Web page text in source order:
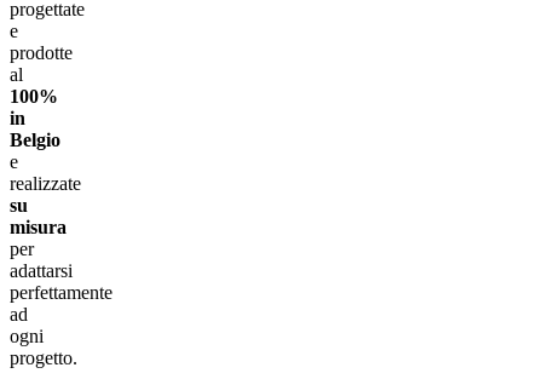
progettate
e
prodotte
al
100%
in
Belgio
e
realizzate
su
misura
per
adattarsi
perfettamente
ad
ogni
progetto.